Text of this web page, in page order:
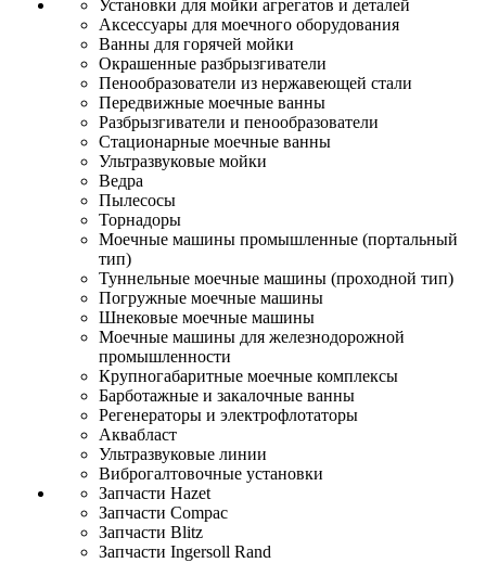
Установки для мойки агрегатов и деталей
Аксессуары для моечного оборудования
Ванны для горячей мойки
Окрашенные разбрызгиватели
Пенообразователи из нержавеющей стали
Передвижные моечные ванны
Разбрызгиватели и пенообразователи
Стационарные моечные ванны
Ультразвуковые мойки
Ведра
Пылесосы
Торнадоры
Моечные машины промышленные (портальный
тип)
Туннельные моечные машины (проходной тип)
Погружные моечные машины
Шнековые моечные машины
Моечные машины для железнодорожной
промышленности
Крупногабаритные моечные комплексы
Барботажные и закалочные ванны
Регенераторы и электрофлотаторы
Аквабласт
Ультразвуковые линии
Виброгалтовочные установки
Запчасти Hazet
Запчасти Compac
Запчасти Blitz
Запчасти Ingersoll Rand